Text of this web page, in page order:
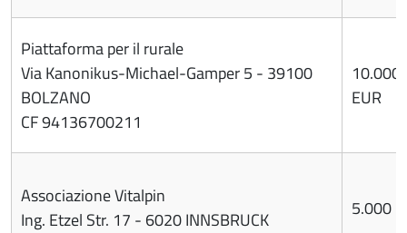
Piattaforma per il rurale
Via Kanonikus-Michael-Gamper 5 - 39100
BOLZANO
CF 94136700211
10.000
EUR
Associazione Vitalpin
Ing. Etzel Str. 17 - 6020 INNSBRUCK
5.000